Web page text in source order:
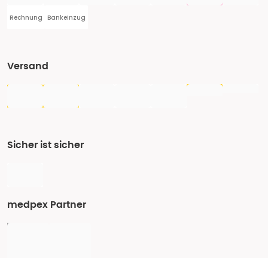
Rechnung Bankeinzug
Versand
Sicher ist sicher
medpex Partner